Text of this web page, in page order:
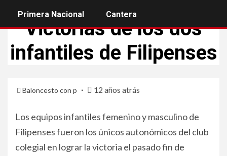
Primera Nacional Cantera
Victorias de los dos
infantiles de Filipenses
Baloncesto con p 12 años atrás
Los equipos infantiles femenino y masculino de
Filipenses fueron los únicos autonómicos del club
colegial en lograr la victoria el pasado fin de